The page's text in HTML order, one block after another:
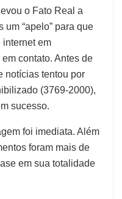
o Fato Real a
“apelo” para que
internet em
contato. Antes de
notícias tentou por
(3769-2000),
sucesso.
foi imediata. Além
foram mais de
em sua totalidade